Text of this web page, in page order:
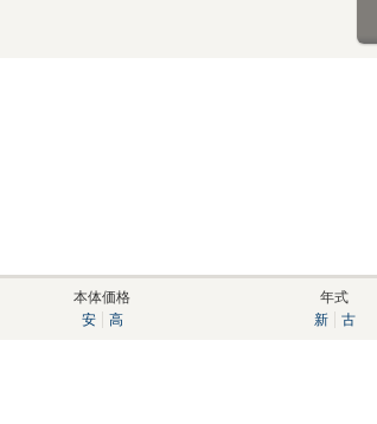
本体価格
安
高
年式
新
古